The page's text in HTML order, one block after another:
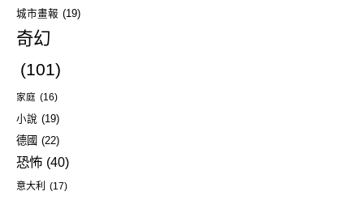
城市畫報 (19)
奇幻
(101)
家庭 (16)
小說 (19)
德國 (22)
恐怖 (40)
意大利 (17)